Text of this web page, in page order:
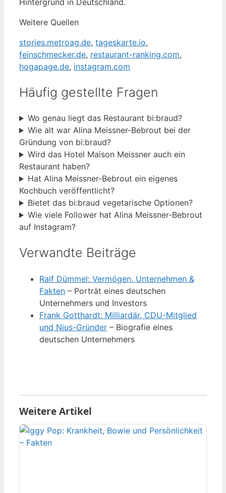
Weitere Quellen
stories.metroag.de, tageskarte.io,
feinschmecker.de, restaurant-ranking.com,
hogapage.de, instagram.com
Häufig gestellte Fragen
Wo genau liegt das Restaurant bi:braud?
Wie alt war Alina Meissner-Bebrout bei der
Gründung von bi:braud?
Wird das Hotel Maison Meissner auch ein
Restaurant haben?
Hat Alina Meissner-Bebrout ein eigenes
Kochbuch veröffentlicht?
Bietet das bi:braud vegetarische Optionen?
Wie viele Follower hat Alina Meissner-Bebrout
auf Instagram?
Verwandte Beiträge
Ralf Dümmel: Vermögen, Unternehmen &
Fakten – Porträt eines deutschen
Unternehmers und Investors
Frank Gotthardt: Milliardär, CDU-Mitglied
und Nius-Gründer – Biografie eines
deutschen Unternehmers
Weitere Artikel